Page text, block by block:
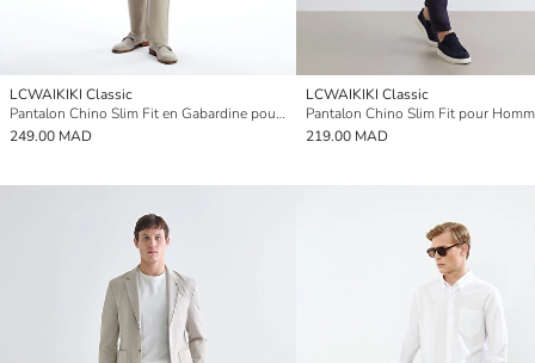
LCWAIKIKI Classic
Pantalon Chino Slim Fit en Gabardine pour Hommes
249.00 MAD
LCWAIKIKI Classic
Pantalon Chino Slim Fit pour
219.00 MAD